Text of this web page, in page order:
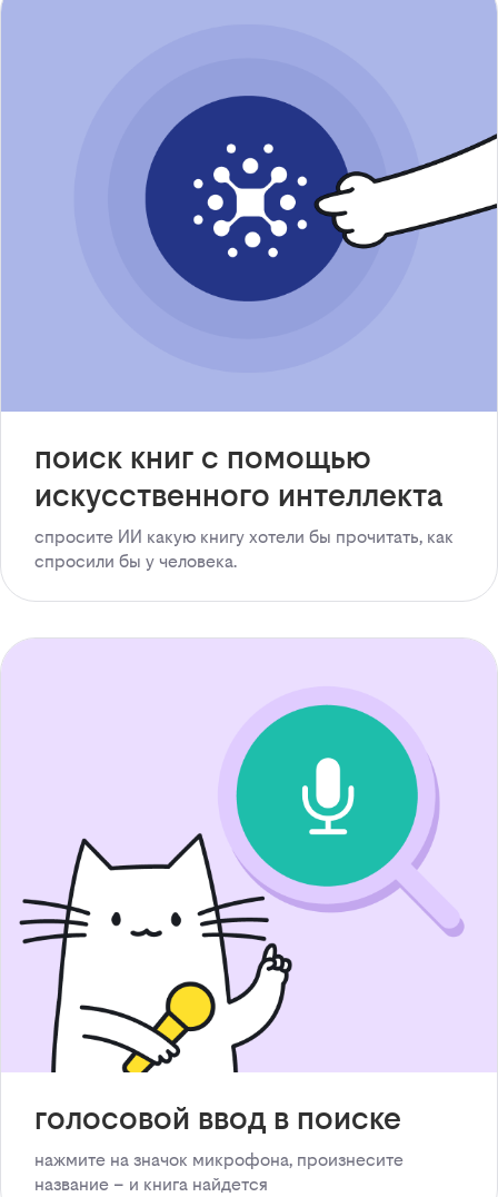
поиск книг с помощью
искусственного интеллекта
спросите ИИ какую книгу хотели бы прочитать, как
спросили бы у человека.
голосовой ввод в поиске
нажмите на значок микрофона, произнесите
название – и книга найдется